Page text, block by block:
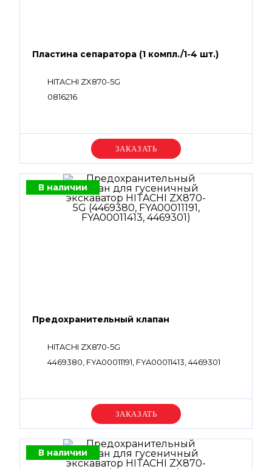
Пластина сепаратора (1 компл./1-4 шт.)
HITACHI ZX870-5G
0816216
Уточняйте цену
В наличии
Предохранительный клапан
HITACHI ZX870-5G
4469380, FYA00011191, FYA00011413, 4469301
Уточняйте цену
В наличии